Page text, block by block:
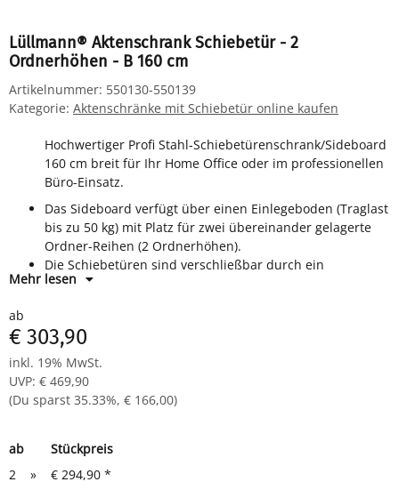
Lüllmann® Aktenschrank Schiebetür - 2
Ordnerhöhen - B 160 cm
Artikelnummer: 550130-550139
Kategorie: Aktenschränke mit Schiebetür online kaufen
Hochwertiger Profi Stahl-Schiebetürenschrank/Sideboard
160 cm breit für Ihr Home Office oder im professionellen
Büro-Einsatz.
Das Sideboard verfügt über einen Einlegeboden (Traglast
bis zu 50 kg) mit Platz für zwei übereinander gelagerte
Ordner-Reihen (2 Ordnerhöhen).
Die Schiebetüren sind verschließbar durch ein
Dreh-/Druck Zylinderschloss inkl. 2 Schlüssel und lassen
Material: Langlebige, geschweißte Stahlblechkonstruktion
Farbe: verschiedene Farben wählbar
Mehr lesen
ab
€ 303,90
inkl. 19% MwSt.
UVP: € 469,90
(Du sparst 35.33%, € 166,00)
ab
Stückpreis
2
» € 294,90 *